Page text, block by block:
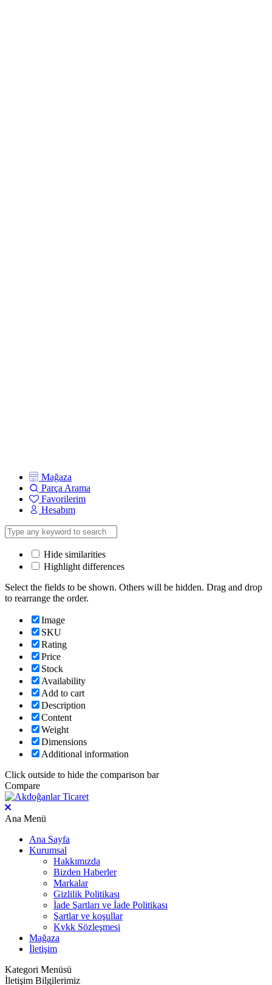
Mağaza
Parça Arama
Favorilerim
Hesabım
Hide similarities
Highlight differences
Select the fields to be shown. Others will be hidden. Drag and drop
to rearrange the order.
Image
SKU
Rating
Price
Stock
Availability
Add to cart
Description
Content
Weight
Dimensions
Additional information
Click outside to hide the comparison bar
Compare
Ana Menü
Ana Sayfa
Kurumsal
Hakkımızda
Bizden Haberler
Markalar
Gizlilik Politikası
İade Şartları ve İade Politikası
Şartlar ve koşullar
Kvkk Sözleşmesi
Mağaza
İletişim
Kategori Menüsü
İletişim Bilgilerimiz